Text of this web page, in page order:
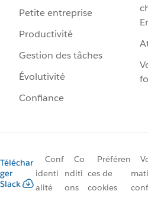
Petite entreprise
Productivité
Gestion des tâches
Évolutivité
Confiance
Téléchar
ger
Slack
Conf
identi
alité
Co
nditi
ons
Préféren
ces de
cookies